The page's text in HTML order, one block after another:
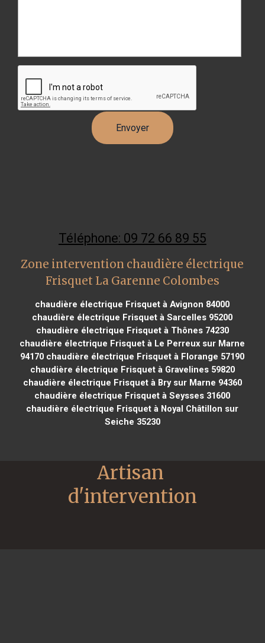
Téléphone: 09 72 66 89 55
Zone intervention chaudière électrique
Frisquet La Garenne Colombes
chaudière électrique Frisquet à Avignon 84000
chaudière électrique Frisquet à Sarcelles 95200
chaudière électrique Frisquet à Thônes 74230
chaudière électrique Frisquet à Le Perreux sur Marne
94170 chaudière électrique Frisquet à Florange 57190
chaudière électrique Frisquet à Gravelines 59820
chaudière électrique Frisquet à Bry sur Marne 94360
chaudière électrique Frisquet à Seysses 31600
chaudière électrique Frisquet à Noyal Châtillon sur
Seiche 35230
Artisan
d'intervention